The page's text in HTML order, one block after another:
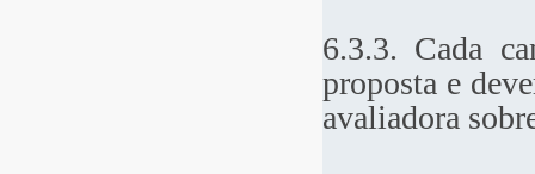
6.3.3. Cada
proposta e
avaliadora